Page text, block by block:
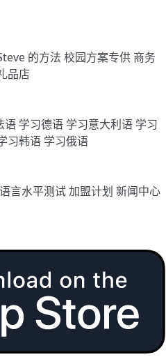
的方法 校园方案专供 商务
品店
语 学习德语 学习意大利语 学习
习韩语 学习俄语
语言水平测试加盟计划 新闻中心